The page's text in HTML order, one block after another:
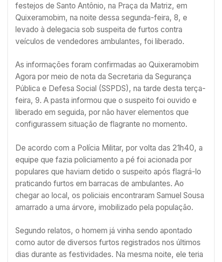
festejos de Santo Antônio, na Praça da Matriz, em
Quixeramobim, na noite dessa segunda-feira, 8, e
levado à delegacia sob suspeita de furtos contra
veículos de vendedores ambulantes, foi liberado.
As informações foram confirmadas ao Quixeramobim
Agora por meio de nota da Secretaria da Segurança
Pública e Defesa Social (SSPDS), na tarde desta terça-
feira, 9. A pasta informou que o suspeito foi ouvido e
liberado em seguida, por não haver elementos que
configurassem situação de flagrante no momento.
De acordo com a Polícia Militar, por volta das 21h40, a
equipe que fazia policiamento a pé foi acionada por
populares que haviam detido o suspeito após flagrá-lo
praticando furtos em barracas de ambulantes. Ao
chegar ao local, os policiais encontraram Samuel Sousa
amarrado a uma árvore, imobilizado pela população.
Segundo relatos, o homem já vinha sendo apontado
como autor de diversos furtos registrados nos últimos
dias durante as festividades. Na mesma noite, ele teria